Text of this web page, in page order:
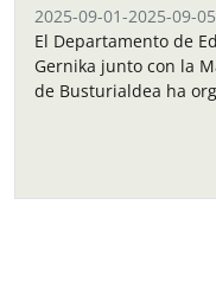
2025-09-01-2025-09-05
El Departamento de
Gernika junto con la
de Busturialdea ha